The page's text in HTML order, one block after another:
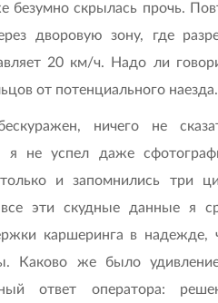
безумно скрылась прочь.
дворовую зону, где
20 км/ч. Надо ли
от потенциального наезда.
ничего не
я не успел даже
и запомнились три
эти скудные данные я
каршеринга в надежде,
Каково же было
ответ оператора: